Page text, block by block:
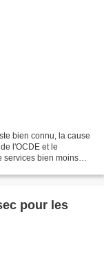
bien connu, la cause
l'OCDE et le
services bien moins
pour les